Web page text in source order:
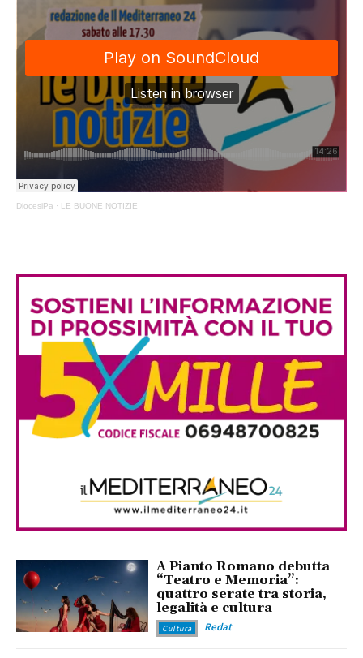
DiocesiPa · LE BUONE NOTIZIE
A Pianto Romano debutta
“Teatro e Memoria”:
quattro serate tra storia,
legalità e cultura
Cultura Redat